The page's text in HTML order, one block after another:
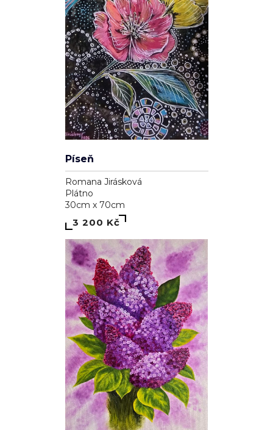
Píseň
Romana Jirásková
Plátno
30cm x 70cm
3 200 Kč